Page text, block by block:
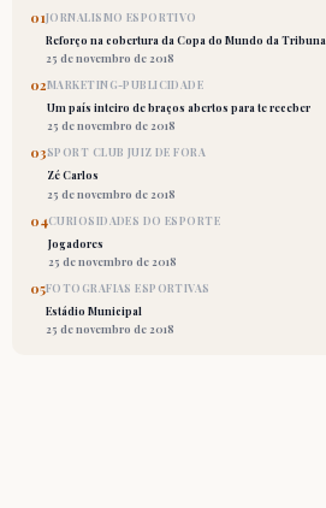
01JORNALISMO ESPORTIVO
Reforço na cobertura da Copa do Mundo da Tribuna
25 de novembro de 2018
02MARKETING-PUBLICIDADE
Um país inteiro de braços abertos para te receber
25 de novembro de 2018
03SPORT CLUB JUIZ DE FORA
Zé Carlos
25 de novembro de 2018
04CURIOSIDADES DO ESPORTE
Jogadores
25 de novembro de 2018
05FOTOGRAFIAS ESPORTIVAS
Estádio Municipal
25 de novembro de 2018